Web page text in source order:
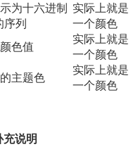
为十六进制
序列
实际上就是
一个颜色
色值
实际上就是
一个颜色
主题色
实际上就是
一个颜色
充说明